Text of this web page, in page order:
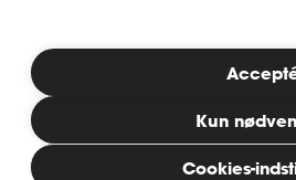
Bliv
Læsetid: 3 minutter
Publiceret: 14. januar 2026
Pligter som Cookies-
Kun